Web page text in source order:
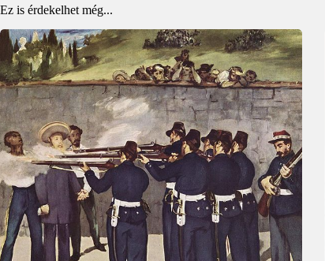
Ez is érdekelhet még...